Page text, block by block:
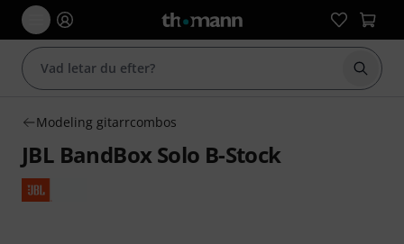
Börja
Modeling gitarrcombos
JBL BandBox Solo B-Stock